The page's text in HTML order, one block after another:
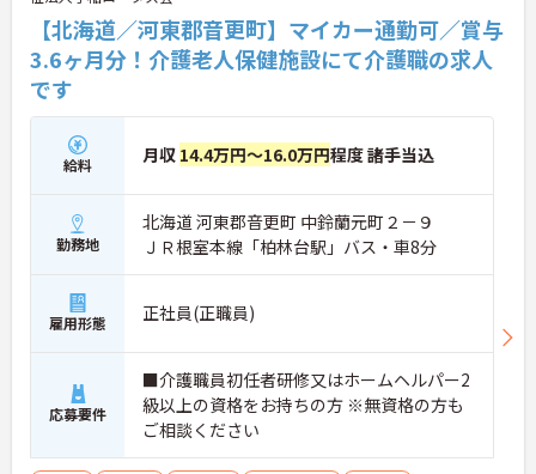
【北海道／河東郡音更町】マイカー通勤可／賞与
3.6ヶ月分！介護老人保健施設にて介護職の求人
です
給料 月収 14.4万円～16.0万円程度 諸手当込
勤務地
北海道 河東郡音更町 中鈴蘭元町２－９
ＪＲ根室本線「柏林台駅」バス・車8分
雇用形態 正社員(正職員)
応募要件
■介護職員初任者研修又はホームヘルパー2
級以上の資格をお持ちの方 ※無資格の方も
ご相談ください